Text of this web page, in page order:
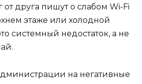
друга пишут о слабом Wi-Fi
этаже или холодной
системный недостаток, а не
на негативные